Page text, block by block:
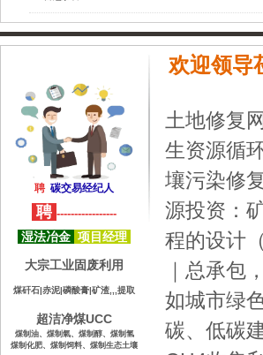
聘 碳交易经纪人
聘 -----------------
湿法冶金 项目经理
大宗工业固废利用
煤矸石|赤泥|磷酸膏|矿渣,,,提取
超洁净煤UCC
煤制油、 煤制氣、 煤制醇、 煤制氢
煤制化肥、煤制饲料、 煤制生态土壤
欢迎领导
土地修复
生资源循
壤污染修
源投资：
程的设计
｜总承包，
如城市绿
碳、 低碳